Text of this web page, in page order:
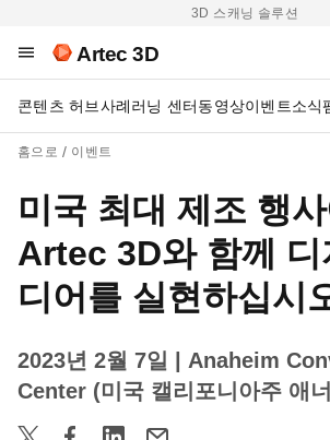
3D 스캐닝 솔루션
Artec 3D
콘텐츠 허브사례러닝 센터동영상이벤트소식
홈으로 이벤트
미국 최대 제조 행
Artec 3D와 함께 디
디어를 실현하십시
2023년 2월 7일
| Anaheim
Center (미국 캘리포니아주 애